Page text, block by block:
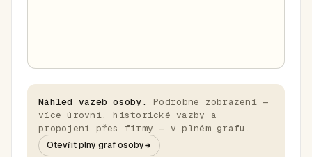
Náhled vazeb osoby.
Podrobné zobrazení —
více úrovní, historické vazby a
propojení přes firmy — v plném grafu.
Otevřít plný graf osoby